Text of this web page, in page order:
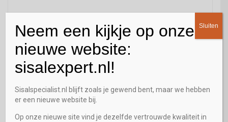
Adres *
Straat + huisnummer
Postcode
Neem een kijkje op onze
nieuwe website:
sisalexpert.nl!
Sisalspecialist.nl blijft zoals je gewend bent, maar we hebben
er een nieuwe website bij.
Op onze nieuwe site vind je dezelfde vertrouwde kwaliteit in
Sluiten